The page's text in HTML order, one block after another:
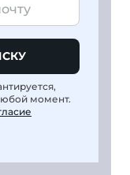
момент.